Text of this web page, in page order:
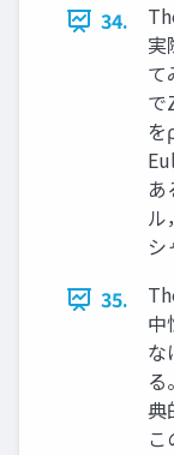
34.
実
て
で
を
あ
ル
シ
35.
中
な
る
典